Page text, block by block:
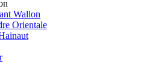
Wallon
Orientale